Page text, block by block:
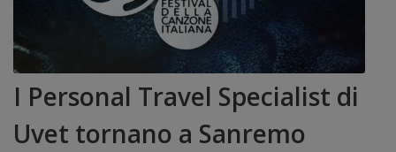
I Personal Travel Specialist di
Uvet tornano a Sanremo